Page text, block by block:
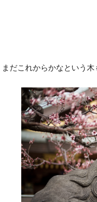
まだこれからかなという木